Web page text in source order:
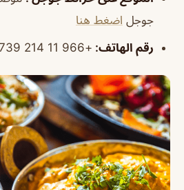
جوجل اضغط هنا
رقم الهاتف: +966 11 214 0739